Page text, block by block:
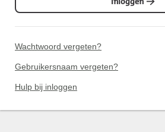
Wachtwoord vergeten?
Gebruikersnaam vergeten?
Hulp bij inloggen